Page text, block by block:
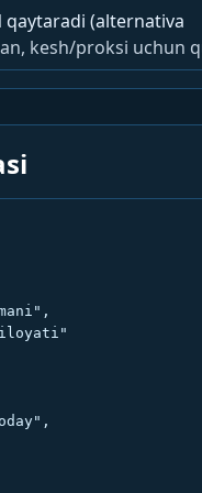
qaytaradi (alternativa
kesh/proksi uchun